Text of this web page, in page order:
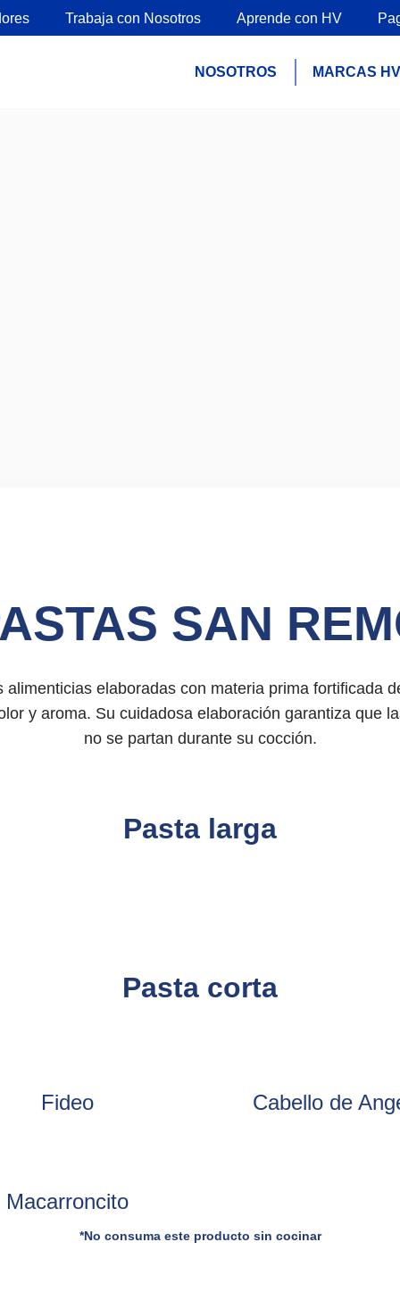
Trabaja con Nosotros Aprende con HV
NOSOTROS MARCAS HV
SAN
alimenticias elaboradas con materia prima fortificada
y aroma. Su cuidadosa elaboración garantiza que
no se partan durante su cocción.
Pasta larga
Pasta corta
Fideo Cabello de
Macarroncito
*No consuma este producto sin cocinar